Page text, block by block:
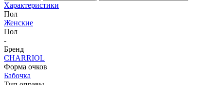
Характеристики
Пол
Женские
Пол
-
Бренд
CHARRIOL
Форма очков
Бабочка